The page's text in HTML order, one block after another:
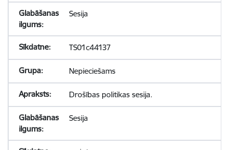
Sesija
TS01c44137
Nepieciešams
Drošības politikas sesija.
Sesija